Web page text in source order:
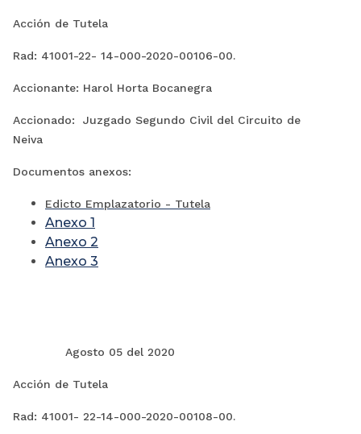
Acción de Tutela
Rad: 41001-22- 14-000-2020-00106-00.
Accionante: Harol Horta Bocanegra
Accionado: Juzgado Segundo Civil del Circuito de
Neiva
Documentos anexos:
Edicto Emplazatorio - Tutela
Anexo 1
Anexo 2
Anexo 3
Agosto 05 del 2020
Acción de Tutela
Rad: 41001- 22-14-000-2020-00108-00.